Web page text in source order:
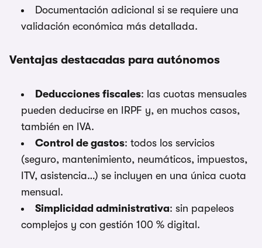
Documentación adicional si se requiere una
validación económica más detallada.
Ventajas destacadas para autónomos
Deducciones fiscales: las cuotas mensuales
pueden deducirse en IRPF y, en muchos casos,
también en IVA.
Control de gastos: todos los servicios
(seguro, mantenimiento, neumáticos, impuestos,
ITV, asistencia…) se incluyen en una única cuota
mensual.
Simplicidad administrativa: sin papeleos
complejos y con gestión 100 % digital.